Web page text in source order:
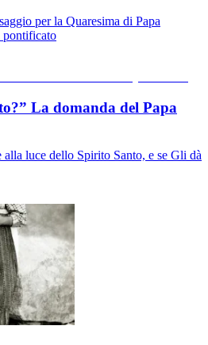
per la Quaresima di Papa
pontificato
La domanda del Papa
alla luce dello Spirito Santo, e se Gli dà